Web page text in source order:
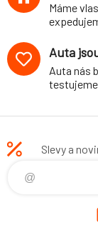
Máme
Auta
Auta nás
Slevy a